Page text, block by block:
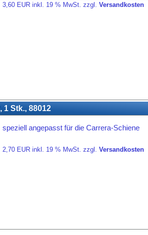
3,60 EUR inkl. 19 % MwSt. zzgl.Versandkosten
Stk., 88012
speziell angepasst für die Carrera-Schiene
2,70 EUR inkl. 19 % MwSt. zzgl.Versandkosten